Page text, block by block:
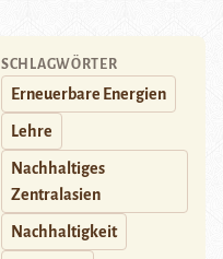
SCHLAGWÖRTER
Erneuerbare Energien
Lehre
Nachhaltiges
Zentralasien
Nachhaltigkeit